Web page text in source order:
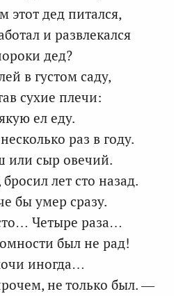
этот дед питался,
и развлекался
дед?
в густом саду,
сухие плечи:
ел еду.
раз в году.
или сыр овечий.
лет сто назад.
бы умер сразу.
Четыре раза…
был не рад!
иногда…
не только был. —